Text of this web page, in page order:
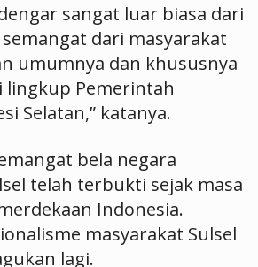
sangat luar biasa dari
dari masyarakat
umumnya dan khususnya
lingkup Pemerintah
Selatan,” katanya.
bela negara
telah terbukti sejak masa
Indonesia.
masyarakat Sulsel
lagi.